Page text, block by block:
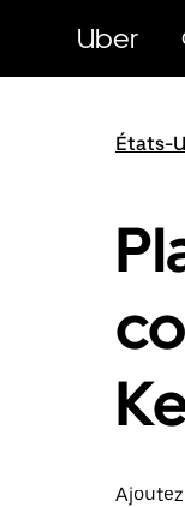
principal
Uber
États-